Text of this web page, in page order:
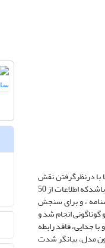
با درنظرگرفتن نقش
متغیر تعدیلگر اعتماد سازمانی مورد بررسی قرار گرفته است. جامعه آماری این تحقیق شعب بانک تجارت در استان مازندران(57 شعبه) بعنوان تیم های کاری می باشدکه اطلاعات از 50
از پرسشنامه ، و برای سنجش
انجام شد و
و با اختلاف، همبستگی منفی(0.371-) معنی‌داری داشته و با جدایی، فاقد رابطه
مدل، بیانگر شدت